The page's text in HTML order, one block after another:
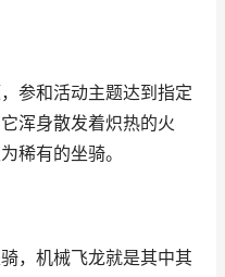
参和活动主题达到指定
浑身散发着炽热的火
稀有的坐骑。
，机械飞龙就是其中其